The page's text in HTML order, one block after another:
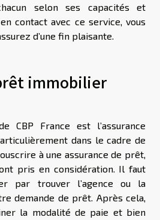
selon ses capacités et
contact avec ce service, vous
d’une fin plaisante.
immobilier
CBP France est l’assurance
dans le cadre de
à une assurance de prêt,
pris en considération. Il faut
par trouver l’agence ou la
demande de prêt. Après cela,
la modalité de paie et bien